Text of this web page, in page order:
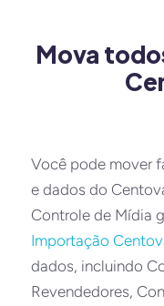
Mova
Você pode mover
e dados do
Controle de Mídia
Importação
dados, incluindo
Revendedores,